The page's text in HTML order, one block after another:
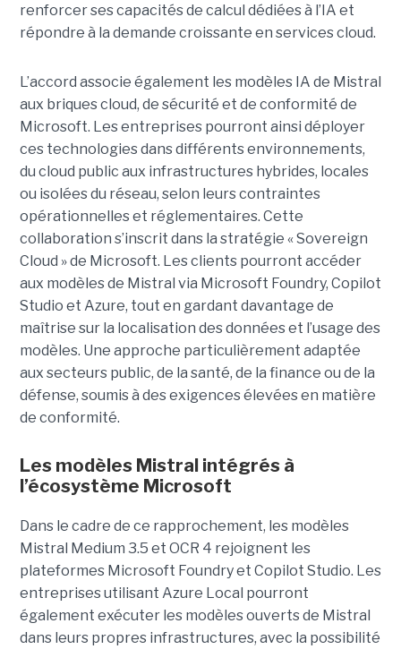
renforcer ses capacités de calcul dédiées à l’IA et
répondre à la demande croissante en services cloud.
L’accord associe également les modèles IA de Mistral
aux briques cloud, de sécurité et de conformité de
Microsoft. Les entreprises pourront ainsi déployer
ces technologies dans différents environnements,
du cloud public aux infrastructures hybrides, locales
ou isolées du réseau, selon leurs contraintes
opérationnelles et réglementaires. Cette
collaboration s’inscrit dans la stratégie « Sovereign
Cloud » de Microsoft. Les clients pourront accéder
aux modèles de Mistral via Microsoft Foundry, Copilot
Studio et Azure, tout en gardant davantage de
maîtrise sur la localisation des données et l’usage des
modèles. Une approche particulièrement adaptée
aux secteurs public, de la santé, de la finance ou de la
défense, soumis à des exigences élevées en matière
de conformité.
Les modèles Mistral intégrés à
l’écosystème Microsoft
Dans le cadre de ce rapprochement, les modèles
Mistral Medium 3.5 et OCR 4 rejoignent les
plateformes Microsoft Foundry et Copilot Studio. Les
entreprises utilisant Azure Local pourront
également exécuter les modèles ouverts de Mistral
dans leurs propres infrastructures, avec la possibilité